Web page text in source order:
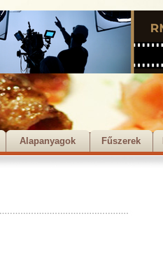
Alapanyagok Fűszerek